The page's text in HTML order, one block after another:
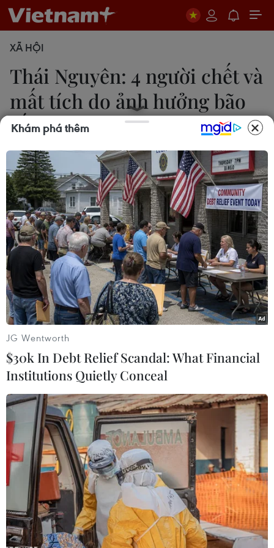
XÃ HỘI
Thái Nguyên: 4 người chết và
mất tích do ảnh hưởng bão
số 3
Thu Hằng
19/09/2014 04:34
Theo thông tin mới nhất, tính đến 21 giờ ngày 18/9,
do ảnh hưởng của cơn bão số 3, trên địa bàn tỉnh
Thái Nguyên đã có ba người bị chết và một người
mất tích.
Thăm hỏi, động viên các gia đình bị thiệt hại do bão số 3. (Ảnh:
Kim Tiến/TTXVN)
Theo thông tin mới nhất từ Ban Chỉ huy Phòng
chống lụt bão và Tìm kiếm cứu nạn tỉnh Thái
Khám phá thêm
JG Wentworth
$30k In Debt Relief Scandal: What Financial
Institutions Quietly Conceal